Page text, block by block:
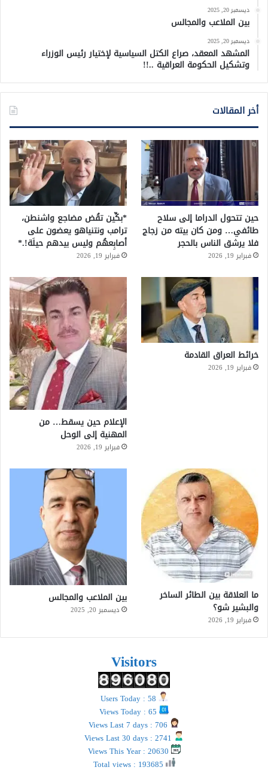
ديسمبر 20, 2025
بين الملاعب والمجالس
ديسمبر 20, 2025
المشهد المعقد، صراع الكتل السياسية لإختيار رئيس الوزراء
وتشكيل الحكومة العراقية ..!!
أخر المقالات
حين تتحول الدراما إلى سلاح
طائفي… ومن كان بيته من زجاج
فلا يرشق الناس بالحجر
فبراير 19, 2026
*بكِّين تقُض مضاجع واشنطن،
ترامب ونتنياهو يعضون على
أصابِعهُم وليس بيدهم حيلَة!.*
فبراير 19, 2026
خرائط العراق القادمة
فبراير 19, 2026
الإعلام حين يسقط… من
المهنية إلى الوحل
فبراير 19, 2026
ما العلاقة بين الطائر الساخر
والبشير شو؟
فبراير 19, 2026
بين الملاعب والمجالس
ديسمبر 20, 2025
Visitors